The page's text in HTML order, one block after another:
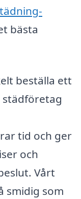
bästa
beställa ett
tid och ger
och
Vårt
smidig som